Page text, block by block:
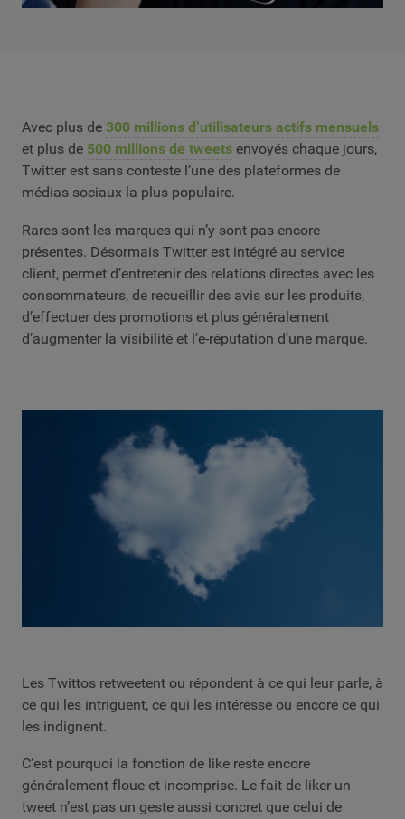
Avec plus de 300 millions d’utilisateurs actifs mensuels
et plus de 500 millions de tweets envoyés chaque jours,
Twitter est sans conteste l’une des plateformes de
médias sociaux la plus populaire.
Rares sont les marques qui n’y sont pas encore
présentes. Désormais Twitter est intégré au service
client, permet d’entretenir des relations directes avec les
consommateurs, de recueillir des avis sur les produits,
d’effectuer des promotions et plus généralement
d’augmenter la visibilité et l’e-réputation d’une marque.
Les Twittos retweetent ou répondent à ce qui leur parle, à
ce qui les intriguent, ce qui les intéresse ou encore ce qui
les indignent.
C’est pourquoi la fonction de like reste encore
généralement floue et incomprise. Le fait de liker un
tweet n’est pas un geste aussi concret que celui de